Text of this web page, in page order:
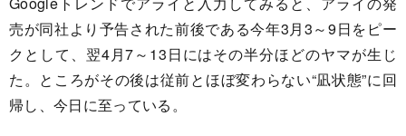
売が同社より予告された前後である今年3月3～9日をピー
クとして、翌4月7～13日にはその半分ほどのヤマが生じ
た。ところがその後は従前とほぼ変わらない“凪状態”に回
帰し、今日に至っている。